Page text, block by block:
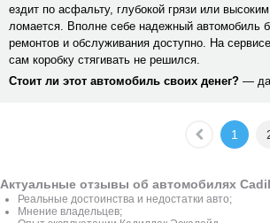
ездит по асфальту, глубокой грязи или
ломается. Вполне себе надежный автомобиль
ремонтов и обслуживания доступно. На
сам коробку стягивать не решился.
Стоит ли этот автомобиль своих денег? — да
1
Актуальные отзывы об автомобилях
Реальные достоинства и недостатки авто;
Мнение владельцев;